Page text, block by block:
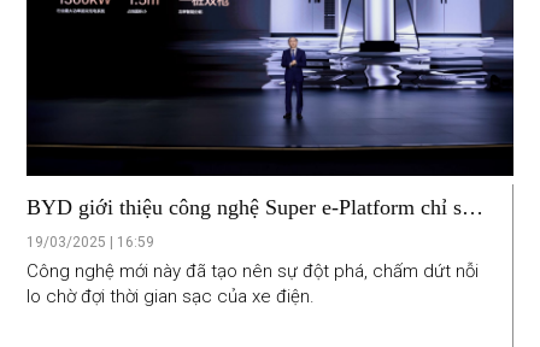
BYD giới thiệu công nghệ Super e-Platform chỉ sau
5 phút sạc xe có thể đi được 400 km
19/03/2025 | 16:59
Công nghệ mới này đã tạo nên sự đột phá, chấm dứt nỗi
lo chờ đợi thời gian sạc của xe điện.